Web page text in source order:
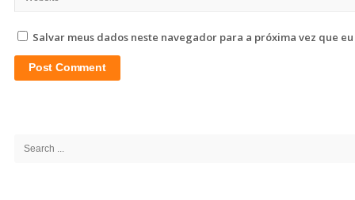
Salvar meus dados neste navegador para a próxima vez que